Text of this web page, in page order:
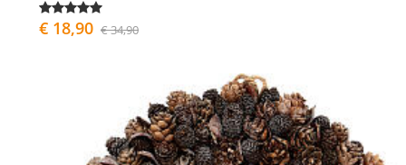
€ 18,90 € 34,90